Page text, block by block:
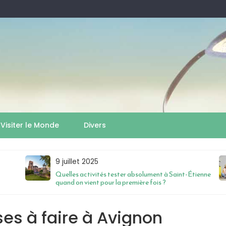
Visiter le Monde Divers
9 juillet 2025
Quelles activités tester absolument à Saint-Étienne
quand on vient pour la première fois ?
à faire à Avignon